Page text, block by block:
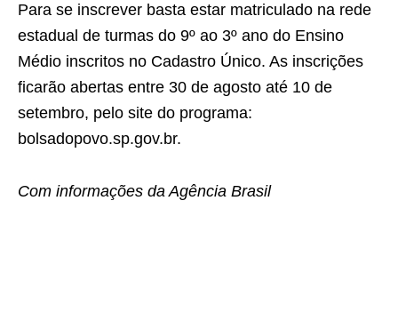
Para se inscrever basta estar matriculado na rede
estadual de turmas do 9º ao 3º ano do Ensino
Médio inscritos no Cadastro Único. As inscrições
ficarão abertas entre 30 de agosto até 10 de
setembro, pelo site do programa:
bolsadopovo.sp.gov.br.
Com informações da Agência Brasil